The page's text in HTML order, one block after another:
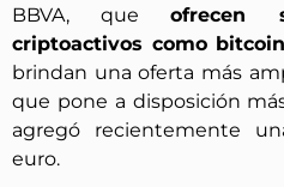
BBVA, queofrecen
criptoactivos como bitcoin
brindan una oferta más
que pone a disposición
agregó recientemente
euro.